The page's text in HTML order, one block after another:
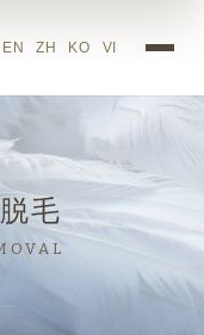
京美容
EN ZH KO VI
毛